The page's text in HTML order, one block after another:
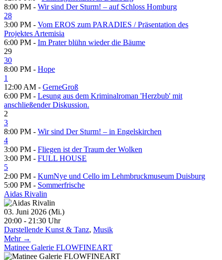
8:00 PM - Wir sind Der Sturm! – auf Schloss Homburg
28
3:00 PM - Vom EROS zum PARADIES / Präsentation des
Projektes Artemisia
6:00 PM - Im Prater blühn wieder die Bäume
29
30
8:00 PM - Hope
1
12:00 AM - GerneGroß
6:00 PM - Lesung aus dem Kriminalroman 'Herzbub' mit
anschließender Diskussion.
2
3
8:00 PM - Wir sind Der Sturm! – in Engelskirchen
4
3:00 PM - Fliegen ist der Traum der Wolken
3:00 PM - FULL HOUSE
5
2:00 PM - KumNye und Cello im Lehmbruckmuseum Duisburg
5:00 PM - Sommerfrische
Aidas Rivalin
03. Juni 2026 (Mi.)
20:00 - 21:30 Uhr
Darstellende Kunst & Tanz, Musik
Mehr →
Matinee Galerie FLOWFINEART